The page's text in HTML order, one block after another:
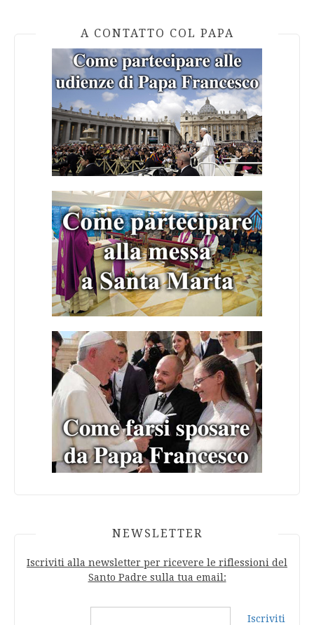
A CONTATTO COL PAPA
NEWSLETTER
Iscriviti alla newsletter per ricevere le riflessioni del
Santo Padre sulla tua email:
Iscriviti